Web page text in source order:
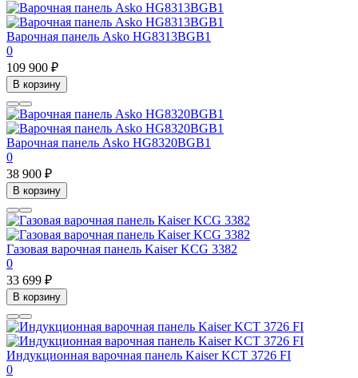
Варочная панель Asko HG8313BGB1
0
109 900 ₽
В корзину
Варочная панель Asko HG8320BGB1
0
38 900 ₽
В корзину
Газовая варочная панель Kaiser KCG 3382
0
33 699 ₽
В корзину
Индукционная варочная панель Kaiser KCT 3726 FI
0